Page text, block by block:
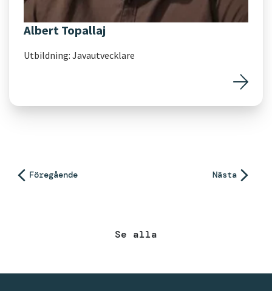
Albert Topallaj
Utbildning: Javautvecklare
Föregående Nästa
Se alla